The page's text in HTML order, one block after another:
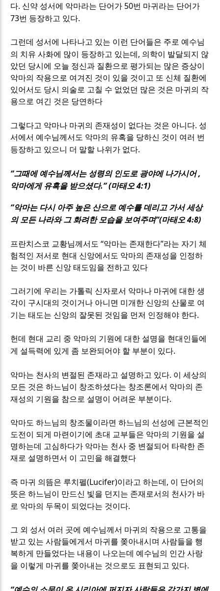
다. 신약 성서에 악마라는 단어가 50번 마귀라는 단어가
73번 등장하고 있다.
그런데 성서에 나타나고 있는 이런 단어들은 주로 예수님
의 치유 사화에 많이 등장하고 있는데 , 의학이 발달되지 않
았던 당시에 오늘 정신과 질환으로 평가되는 많은 증상이
악마의 작용으로 여겨진 것이 있을 것이고 또 신체 질환에
있어서도 당시 의술로 고칠 수 없었던 많은 것은 마귀의 작
용으로 여긴 것은 당연하다
그렇다고 악마나 마귀의 존재성이 없다는 것은 아니다. 성
서에서 예수님께서도 악마의 유혹을 당하신 것이 여러 번
등장하고 있으니 더 말할 나위가 없다.
“그때에 예수님께서는 성령의 인도로 광야에 나가시어,
악마에게 유혹을 받으셨다.” (마태오4:1)
“악마는 다시 아주 높은 산으로 예수를 데리고 가서 세상
의 모든 나라와 그 화려한 모습을 보여주며”(마태오4:8)
프란치스코 교황님께서도“악마는 존재한다”라는 자기 체
험적인 저서로 현대 신앙에서도 악마의 존재성을 인정하
는 것이 바른 신앙 태도임을 전하고 있다
그러기에 우리는 가톨릭 신자로서 악마나 마귀에 대한 생
각이 구시대의 것이거나 아니면 미개한 신앙의 산물로 여
기는 태도는 신앙의 잘못된 것임을 먼저 인정해야 한다.
헌데 현대 교리 중 악마의 기원에 대한 설명을 현대인들에
게 설득력에 있게 좀 보완되어야 할 부분이 있다.
악마는 천사의 변절된 존재라고 설명하고 있다. 이 세상의
모든 것은 하느님이 창조하셨다는 창조론에서 악마의 존
재성의 기원을 참으로 설명이 어려운 부분이다.
악마도 하느님의 창조물이라면 하느님의 선성에 근본적인
도전이 되게 마련이기에 초대 교부들은 악마의 기원을 설
명하는데 고심하다가 악마는 천사 중 변절되어 타락한 존
재로 설명하면서 이 고민을 해결했다
즉 마귀 의뜸은 루치펠(Lucifer)이라고 하는데 , 이 단어의
뜻은 하느님이 만드신 빛을 던지는 존재로서의 천사가 바
로 악마의 두목이 되었다는 것이다.
그 외 성서 여러 곳에 예수님께서 마귀의 작용으로 고통을
받고 있는 사람들에게서 마귀를 쫒아내시며 사람들을 행
복하게 만들었다는 내용이 나오는데 예수님의 인간 사랑
을 이렇게 마귀를 쫒아내는 것으로도 표현되고 있다.